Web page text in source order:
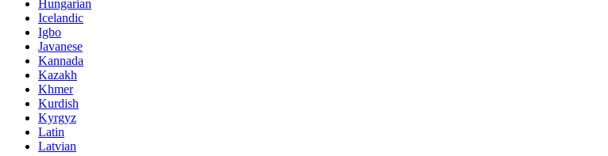
Hungarian
Icelandic
Igbo
Javanese
Kannada
Kazakh
Khmer
Kurdish
Kyrgyz
Latin
Latvian